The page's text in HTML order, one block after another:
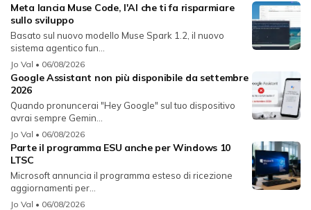
Meta lancia Muse Code, l'AI che ti fa risparmiare
sullo sviluppo
Basato sul nuovo modello Muse Spark 1.2, il nuovo
sistema agentico fun...
Jo Val • 06/08/2026
Google Assistant non più disponibile da settembre
2026
Quando pronuncerai "Hey Google" sul tuo dispositivo
avrai sempre Gemin...
Jo Val • 06/08/2026
Parte il programma ESU anche per Windows 10
LTSC
Microsoft annuncia il programma esteso di ricezione
aggiornamenti per...
Jo Val • 06/08/2026